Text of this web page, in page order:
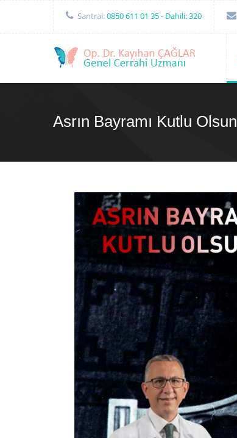
Santral:0850 611 01 35- Dahili: 320
Asrın Bayramı Kutlu Olsun